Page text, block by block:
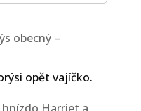
obecný –
opět vajíčko.